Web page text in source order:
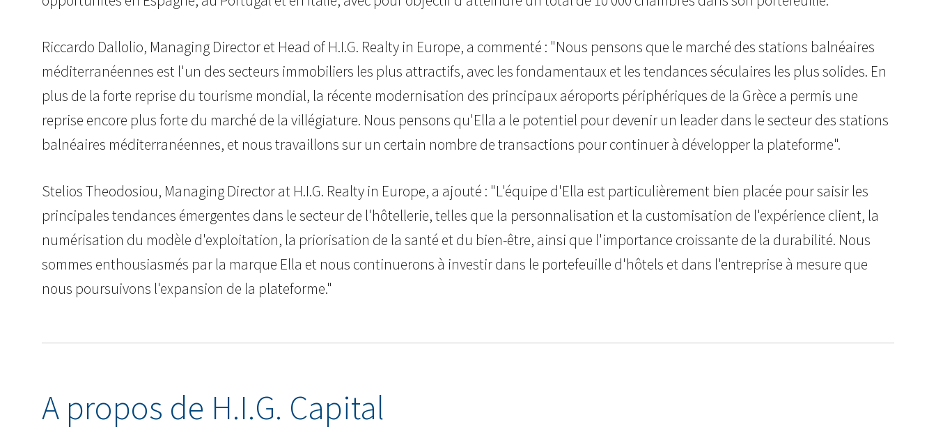
Riccardo Dallolio, Managing Director et Head of H.I.G. Realty in Europe, a commenté : "Nous pensons que le marché des stations balnéaires
méditerranéennes est l'un des secteurs immobiliers les plus attractifs, avec les fondamentaux et les tendances séculaires les plus solides. En
plus de la forte reprise du tourisme mondial, la récente modernisation des principaux aéroports périphériques de la Grèce a permis une
reprise encore plus forte du marché de la villégiature. Nous pensons qu'Ella a le potentiel pour devenir un leader dans le secteur des stations
balnéaires méditerranéennes, et nous travaillons sur un certain nombre de transactions pour continuer à développer la plateforme".
Stelios Theodosiou, Managing Director at H.I.G. Realty in Europe, a ajouté : "L'équipe d'Ella est particulièrement bien placée pour saisir les
principales tendances émergentes dans le secteur de l'hôtellerie, telles que la personnalisation et la customisation de l'expérience client, la
numérisation du modèle d'exploitation, la priorisation de la santé et du bien-être, ainsi que l'importance croissante de la durabilité. Nous
sommes enthousiasmés par la marque Ella et nous continuerons à investir dans le portefeuille d'hôtels et dans l'entreprise à mesure que
nous poursuivons l'expansion de la plateforme."
A propos de H.I.G. Capital